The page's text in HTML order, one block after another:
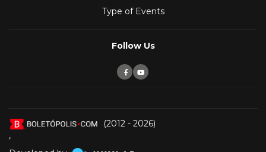
Type of Events
Follow Us
(2012 - 2026)
,